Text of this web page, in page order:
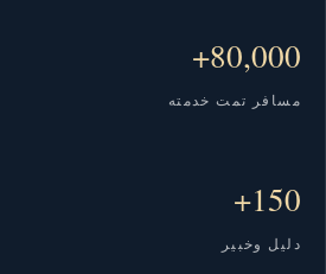
80,000+
مسافر تمت خدمته
150+
دليل وخبير